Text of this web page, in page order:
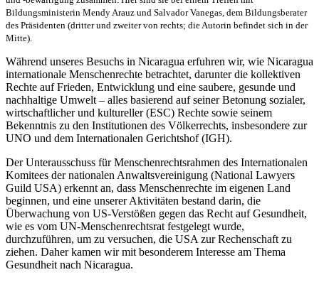
Bildungsministerin Mendy Arauz und Salvador Vanegas, dem Bildungsberater
des Präsidenten (dritter und zweiter von rechts; die Autorin befindet sich in der
Mitte).
Während unseres Besuchs in Nicaragua erfuhren wir, wie Nicaragua
internationale Menschenrechte betrachtet, darunter die kollektiven
Rechte auf Frieden, Entwicklung und eine saubere, gesunde und
nachhaltige Umwelt – alles basierend auf seiner Betonung sozialer,
wirtschaftlicher und kultureller (ESC) Rechte sowie seinem
Bekenntnis zu den Institutionen des Völkerrechts, insbesondere zur
UNO und dem Internationalen Gerichtshof (IGH).
Der Unterausschuss für Menschenrechtsrahmen des Internationalen
Komitees der nationalen Anwaltsvereinigung (National Lawyers
Guild USA) erkennt an, dass Menschenrechte im eigenen Land
beginnen, und eine unserer Aktivitäten bestand darin, die
Überwachung von US-Verstößen gegen das Recht auf Gesundheit,
wie es vom UN-Menschenrechtsrat festgelegt wurde,
durchzuführen, um zu versuchen, die USA zur Rechenschaft zu
ziehen. Daher kamen wir mit besonderem Interesse am Thema
Gesundheit nach Nicaragua.